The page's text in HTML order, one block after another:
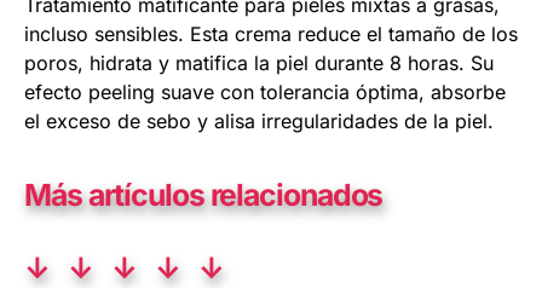
Tratamiento matificante para pieles mixtas a grasas,
incluso sensibles. Esta crema reduce el tamaño de los
poros, hidrata y matifica la piel durante 8 horas. Su
efecto peeling suave con tolerancia óptima, absorbe
el exceso de sebo y alisa irregularidades de la piel.
Más artículos relacionados
↓ ↓ ↓ ↓ ↓